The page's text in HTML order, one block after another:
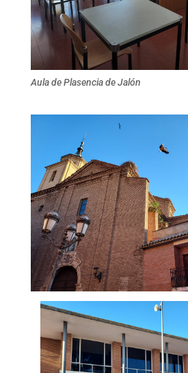
Aula de Plasencia de Jalón